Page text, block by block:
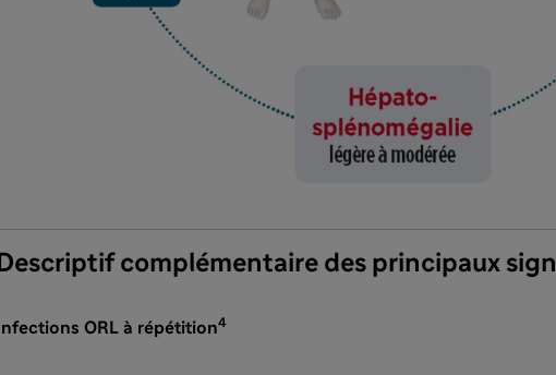
Descriptif complémentaire des principaux
Infections ORL à répétition4